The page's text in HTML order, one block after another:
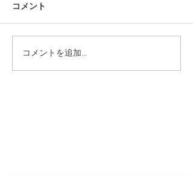
コメント
コメントを追加…